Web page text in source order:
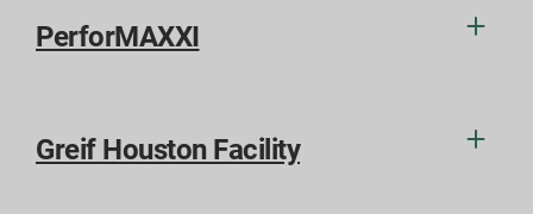
PerforMAXXI
Greif Houston Facility